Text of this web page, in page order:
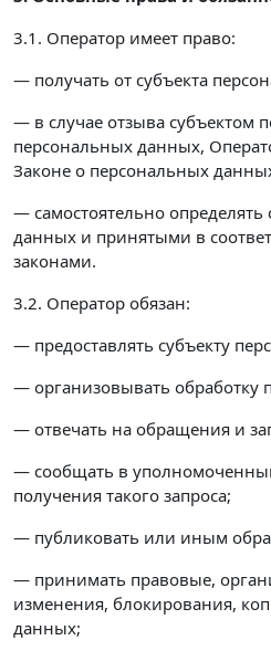
3.1. Оператор имеет право:
— получать от субъекта
— в случае отзыва субъектом
персональных данных,
Законе о персональных
— самостоятельно
данных и принятыми в
законами.
3.2. Оператор обязан:
— предоставлять субъекту
— организовывать обработку
— отвечать на обращения и
— сообщать в
получения такого запроса;
— публиковать или иным
— принимать правовые,
изменения, блокирования,
данных;